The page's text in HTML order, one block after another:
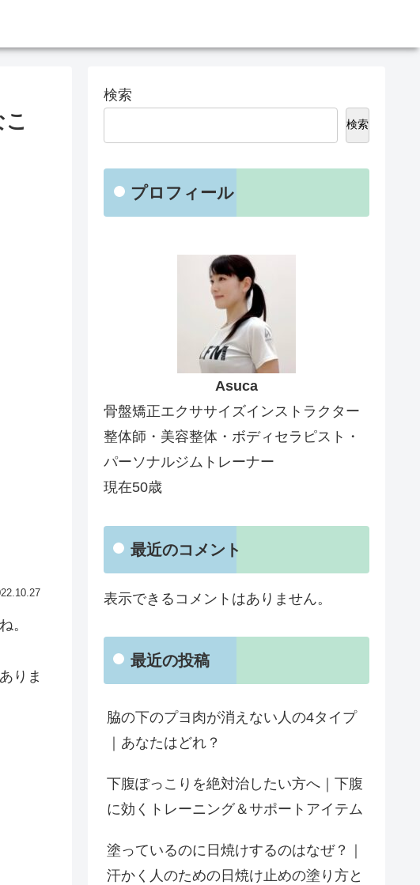
。
りま
検索
検索
プロフィール
Asuca
骨盤矯正エクササイズインストラクター
整体師・美容整体・ボディセラピスト・
パーソナルジムトレーナー
現在50歳
最近のコメント
表示できるコメントはありません。
最近の投稿
脇の下のプヨ肉が消えない人の4タイプ
｜あなたはどれ？
下腹ぽっこりを絶対治したい方へ｜下腹
に効くトレーニング＆サポートアイテム
塗っているのに日焼けするのはなぜ？｜
汗かく人のための日焼け止めの塗り方と